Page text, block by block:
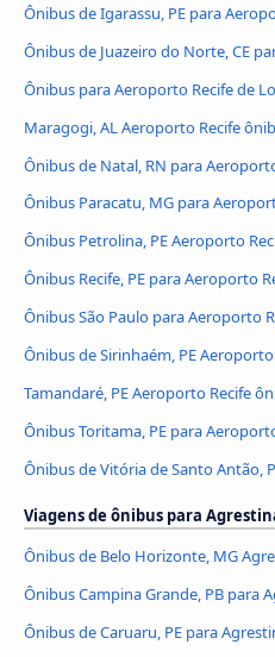
Ônibus de Igarassu, PE para
Ônibus de Juazeiro do Norte, CE
Ônibus para Aeroporto Recife de
Maragogi, AL Aeroporto Recife
Ônibus de Natal, RN para
Ônibus Paracatu, MG para
Ônibus Petrolina, PE Aeroporto
Ônibus Recife, PE para Aeroporto
Ônibus São Paulo para Aeroporto
Ônibus de Sirinhaém, PE
Tamandaré, PE Aeroporto Recife
Ônibus Toritama, PE para
Ônibus de Vitória de Santo Antão,
Viagens de ônibus para
Ônibus de Belo Horizonte, MG
Ônibus Campina Grande, PB para
Ônibus de Caruaru, PE para